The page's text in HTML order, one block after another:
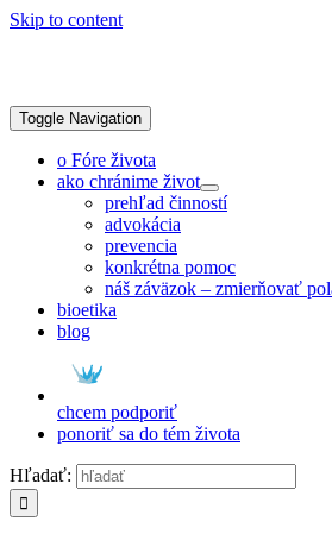
Skip to content
Toggle Navigation
o Fóre života
ako chránime život
prehľad činností
advokácia
prevencia
konkrétna pomoc
náš záväzok – zmierňovať
bioetika
blog
chcem podporiť
ponoriť sa do tém života
Hľadať: